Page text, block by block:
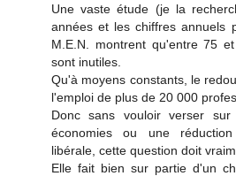
Une vaste étude (je la
années et les chiffres annuels
M.E.N. montrent qu'entre 75
sont inutiles.
Qu'à moyens constants, le
l'emploi de plus de 20 000
Donc sans vouloir verser
économies ou une
libérale, cette question doit
Elle fait bien sur partie d'un